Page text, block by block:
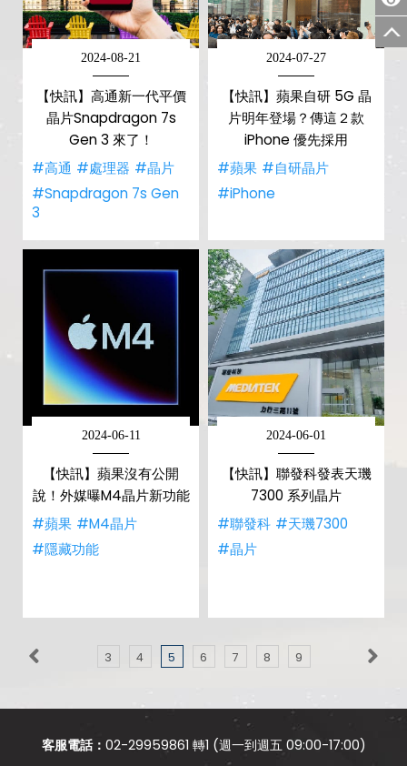
2024-08-21
【快訊】高通新一代平價
晶片Snapdragon 7s
Gen 3 來了！
#高通 #處理器 #晶片
#Snapdragon 7s Gen
3
2024-07-27
【快訊】蘋果自研 5G 晶
片明年登場？傳這２款
iPhone 優先採用
#蘋果 #自研晶片
#iPhone
2024-06-11
【快訊】蘋果沒有公開
說！外媒曝M4晶片新功能
#蘋果 #M4晶片
#隱藏功能
2024-06-01
【快訊】聯發科發表天璣
7300 系列晶片
#聯發科 #天璣7300
#晶片
3 4 5 6 7 8 9
客服電話： 02-29959861 轉1 (週一到週五 09:00-17:00)